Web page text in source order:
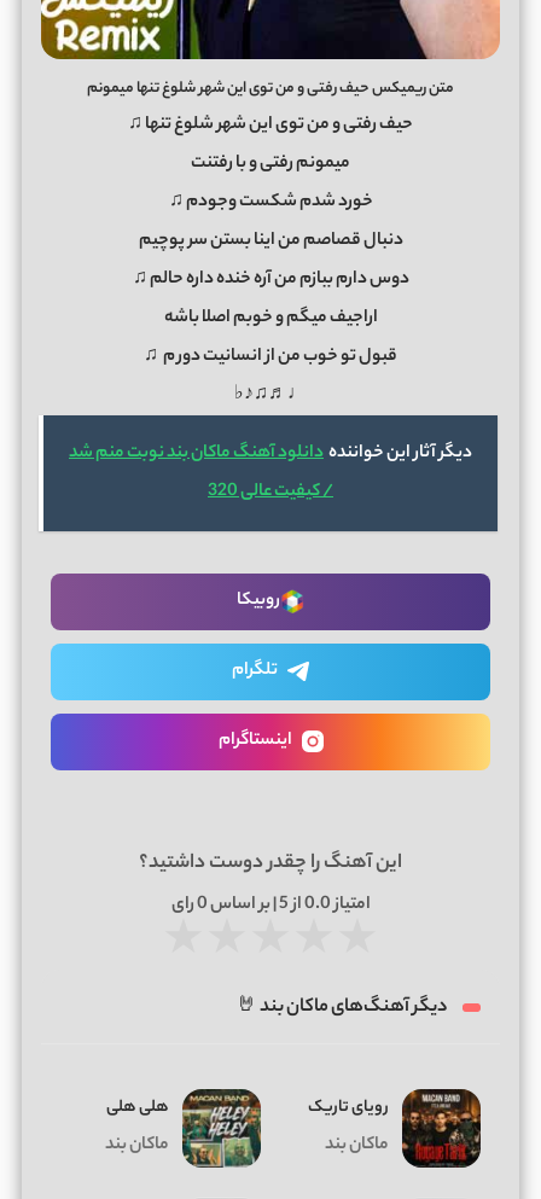
متن ریمیکس حیف رفتی و من توی این شهر شلوغ تنها میمونم
حیف رفتی و من توی این شهر شلوغ تنها ♫
میمونم رفتی و با رفتنت
خورد شدم شکست وجودم ♫
دنبال قصاصم من اینا بستن سر پوچیم
دوس دارم ببازم من آره خنده داره حالم ♫
اراجیف میگم و خوبم اصلا باشه
قبول تو خوب من از انسانیت دورم ♫
♩♬♫♪♭
دیگر آثار این خوانندهدانلود آهنگ ماکان بند نوبت منم شد
/ کیفیت عالی 320
روبیکا
تلگرام
اینستاگرام
این آهنگ را چقدر دوست داشتید؟
امتیاز0.0از 5 | بر اساس 0رای
دیگر آهنگ‌های ماکان بند 🤘
رویای تاریک
ماکان بند
هلی هلی
ماکان بند